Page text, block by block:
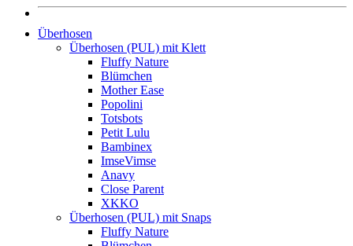
Überhosen
Überhosen (PUL) mit Klett
Fluffy Nature
Blümchen
Mother Ease
Popolini
Totsbots
Petit Lulu
Bambinex
ImseVimse
Anavy
Close Parent
XKKO
Überhosen (PUL) mit Snaps
Fluffy Nature